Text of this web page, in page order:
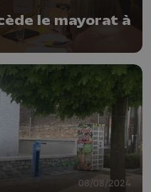
le mayorat à
08/08/2024